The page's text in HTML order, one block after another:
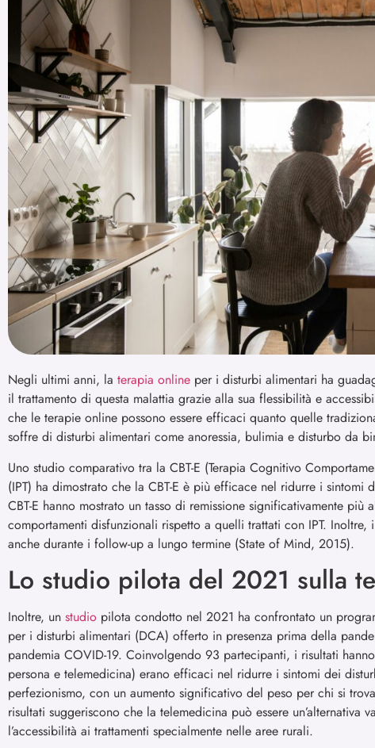
Negli ultimi anni, la terapia online per i disturbi alimentari ha
il trattamento di questa malattia grazie alla sua flessibilità e
che le terapie online possono essere efficaci quanto quelle
soffre di disturbi alimentari come anoressia, bulimia e disturbo da
Uno studio comparativo tra la CBT-E (Terapia Cognitivo
(IPT) ha dimostrato che la CBT-E è più efficace nel ridurre i
CBT-E hanno mostrato un tasso di remissione significativamente
comportamenti disfunzionali rispetto a quelli trattati con IPT. Inoltre,
anche durante i follow-up a lungo termine (State of Mind, 2015).
Lo studio pilota del 2021 sulla
Inoltre, un studio pilota condotto nel 2021 ha confrontato un
per i disturbi alimentari (DCA) offerto in presenza prima della
pandemia COVID-19. Coinvolgendo 93 partecipanti, i risultati
persona e telemedicina) erano efficaci nel ridurre i sintomi dei
perfezionismo, con un aumento significativo del peso per chi si
risultati suggeriscono che la telemedicina può essere un’alternativa
l’accessibilità ai trattamenti specialmente nelle aree rurali.